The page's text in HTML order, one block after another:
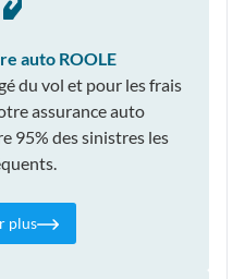
auto ROOLE
du vol et pour les frais
assurance auto
95% des sinistres les
plus